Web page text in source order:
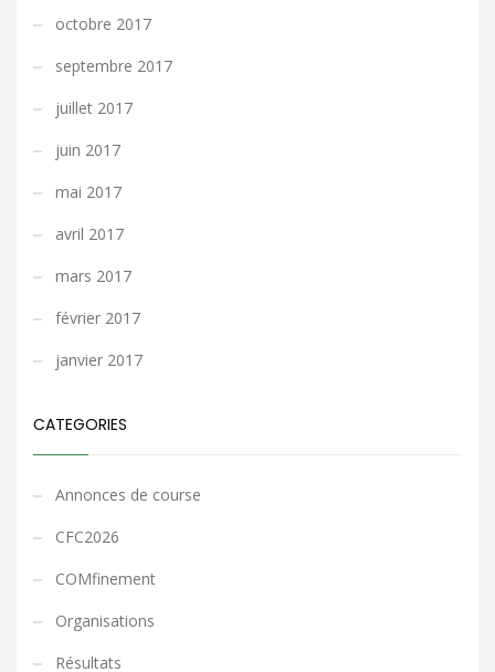
octobre 2017
septembre 2017
juillet 2017
juin 2017
mai 2017
avril 2017
mars 2017
février 2017
janvier 2017
CATEGORIES
Annonces de course
CFC2026
COMfinement
Organisations
Résultats